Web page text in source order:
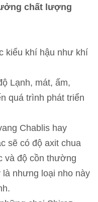
chất lượng
kiểu khí hậu như khí
Lạnh, mát, ấm,
quá trình phát triển
Chablis hay
sẽ có độ axit chua
và độ cồn thường
nhưng loại nho này